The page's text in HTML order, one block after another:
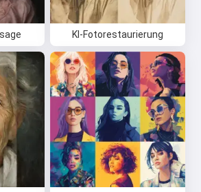
KI-Fotorestaurierung